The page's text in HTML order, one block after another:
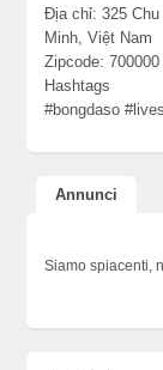
Địa chỉ: 325
Minh, Việt Nam
Zipcode: 700000
Hashtags
#bongdaso
Annunci
Siamo spiacenti,